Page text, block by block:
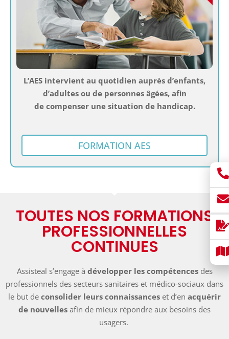
L’AES intervient au quotidien auprès d’enfants,
d’adultes ou de personnes âgées, afin
de compenser une situation de handicap.
FORMATION AES
TOUTES NOS FORMATIONS
PROFESSIONNELLES
CONTINUES
Assisteal s’engage à développer les compétencesdes
professionnels des secteurs sanitaires et médico-sociaux dans
le but de consolider leurs connaissances et d’en acquérir
de nouvelles afin de mieux répondre aux besoins des
usagers.